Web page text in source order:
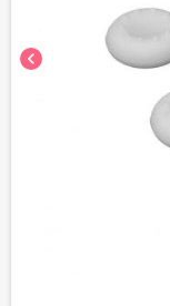
chevron_left